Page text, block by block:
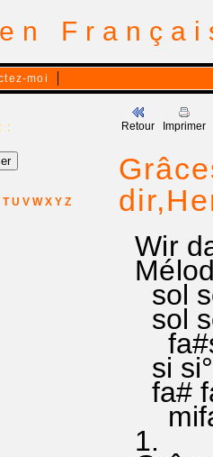
moi
:
T U V W X Y Z
Retour Imprimer
Wir
sol
sol
si si°
fa#
1.